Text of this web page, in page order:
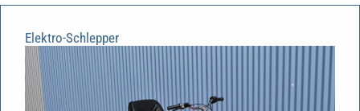
Elektro-Schlepper